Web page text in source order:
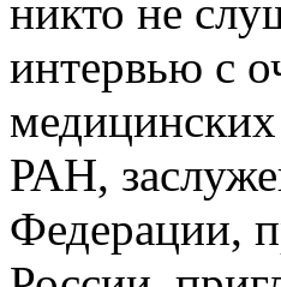
никто не
интервью с
РАН,
Федерации,